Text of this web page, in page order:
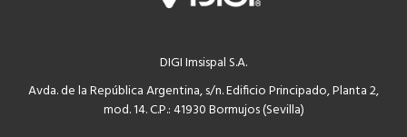
DIGI Imsispal S.A.
Avda. de la República Argentina, s/n. Edificio Principado, Planta 2,
mod. 14. C.P.: 41930 Bormujos (Sevilla)